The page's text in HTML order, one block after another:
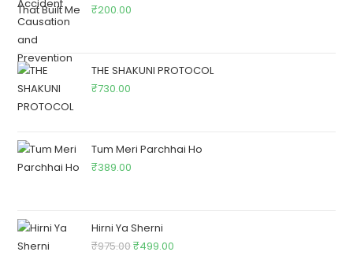
₹200.00
THE SHAKUNI PROTOCOL
₹730.00
Tum Meri Parchhai Ho
₹389.00
Hirni Ya Sherni
₹975.00₹499.00